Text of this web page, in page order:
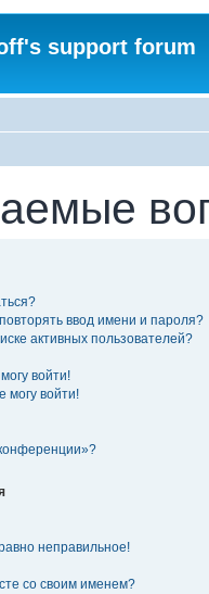
support forum
ввод имени и пароля?
активных пользователей?
войти!
могу войти!
неправильное!
со своим именем?